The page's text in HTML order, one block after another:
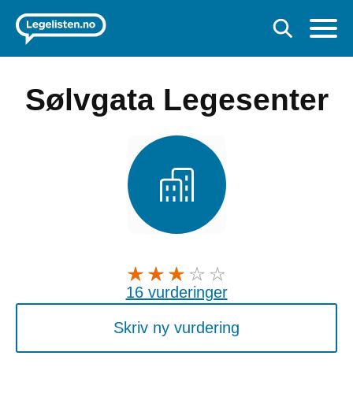
Sølvgata Legesenter
16 vurderinger
Skriv ny vurdering